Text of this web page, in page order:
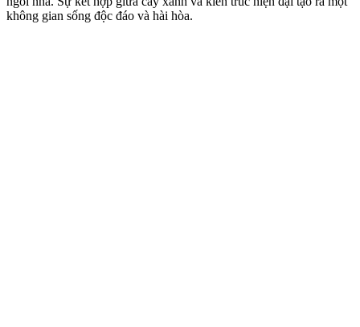
không gian sống độc đáo và hài hòa.